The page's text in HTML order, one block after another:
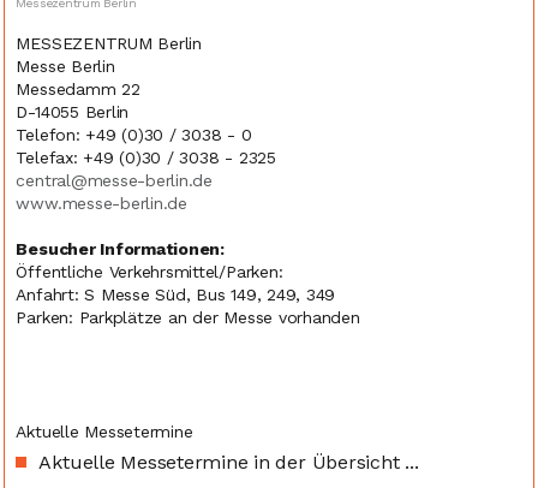
Messezentrum Berlin
MESSEZENTRUM Berlin
Messe Berlin
Messedamm 22
D-14055 Berlin
Telefon: +49 (0)30 / 3038 - 0
Telefax: +49 (0)30 / 3038 - 2325
central@messe-berlin.de
www.messe-berlin.de
Besucher Informationen:
Öffentliche Verkehrsmittel/Parken:
Anfahrt: S Messe Süd, Bus 149, 249, 349
Parken: Parkplätze an der Messe vorhanden
Aktuelle Messetermine
Aktuelle Messetermine in der Übersicht ...